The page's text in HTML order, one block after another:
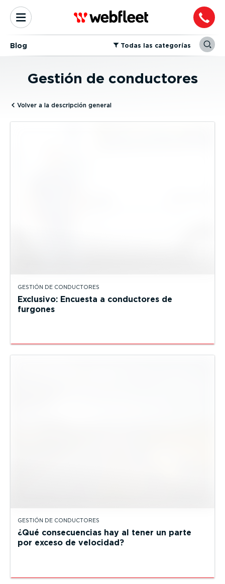
Blog ⁠Todas las categorías
Gestión de conductores
Volver a la descripción general
GESTIÓN DE CONDUCTORES
Exclusivo: Encuesta a conductores de
furgones
GESTIÓN DE CONDUCTORES
¿Qué consecuencias hay al tener un parte
por exceso de velocidad?